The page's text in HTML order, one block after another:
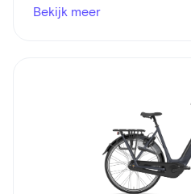
Bekijk meer